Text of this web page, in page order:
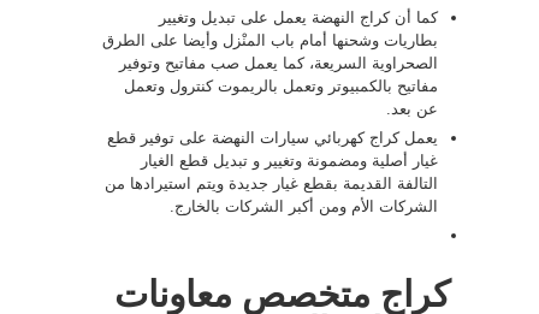
كما أن كراج النهضة يعمل على تبديل وتغيير
بطاريات وشحنها أمام باب المنْزل وأيضا على الطرق
الصحراوية السريعة، كما يعمل صب مفاتيح وتوفير
مفاتيح بالكمبيوتر وتعمل بالريموت كنترول وتعمل
عن بعد.
يعمل كراج كهربائي سيارات النهضة على توفير قطع
غيار أصلية ومضمونة وتغيير و تبديل قطع الغيار
التالفة القديمة بقطع غيار جديدة ويتم استيرادها من
الشركات الأم ومن أكبر الشركات بالخارج.
كراج متخصص معاونات